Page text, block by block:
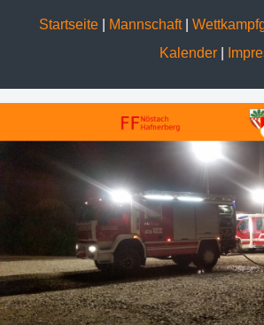
Startseite Mannschaft|
Kalender